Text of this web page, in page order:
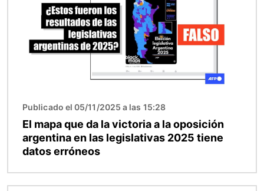
Publicado el 05/11/2025 a las 15:28
El mapa que da la victoria a la oposición
argentina en las legislativas 2025 tiene
datos erróneos